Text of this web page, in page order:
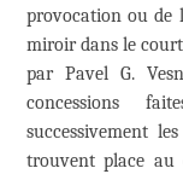
provocation ou de
miroir dans le
par Pavel G.
concessions
successivement
trouvent place au